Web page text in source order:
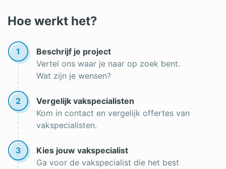
Hoe werkt het?
1
Beschrijf je project
Vertel ons waar je naar op zoek bent.
Wat zijn je wensen?
2
Vergelijk vakspecialisten
Kom in contact en vergelijk offertes van
vakspecialisten.
3
Kies jouw vakspecialist
Ga voor de vakspecialist die het best